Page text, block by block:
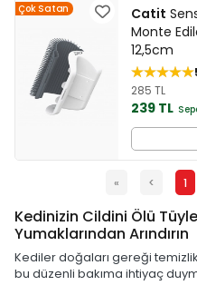
Çok Satan Catit
Monte
12,5cm
285 TL
239 TL
« < 1
Kedinizin Cildini Ölü
Yumaklarından Arındırın
Kediler doğaları gereği
bu düzenli bakıma ihtiyaç